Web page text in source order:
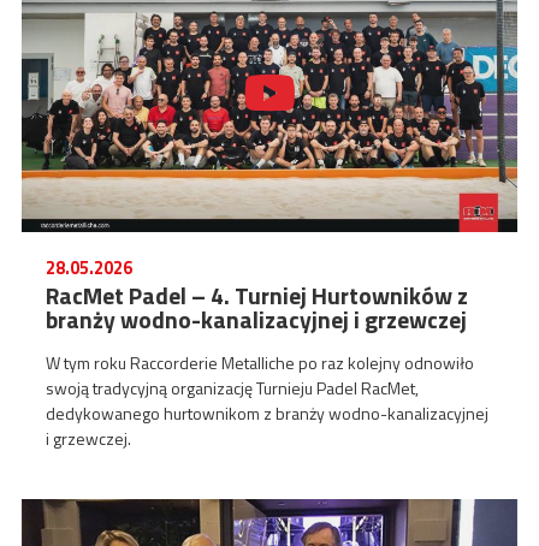
28.05.2026
RacMet Padel – 4. Turniej Hurtowników z
branży wodno-kanalizacyjnej i grzewczej
W tym roku Raccorderie Metalliche po raz kolejny odnowiło
swoją tradycyjną organizację Turnieju Padel RacMet,
dedykowanego hurtownikom z branży wodno-kanalizacyjnej
i grzewczej.